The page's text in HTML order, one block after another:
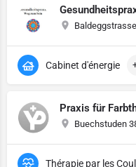
Cabinet d'énergie
Praxis für
Buechstuden
Thérapie par les